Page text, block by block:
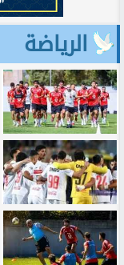
الرياضة